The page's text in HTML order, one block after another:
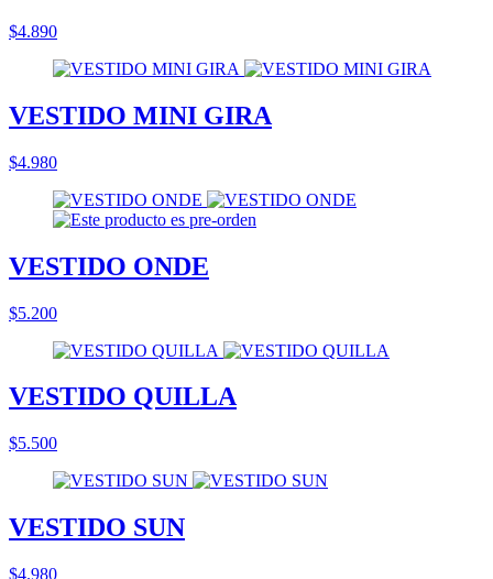
$4.890
VESTIDO MINI GIRA
$4.980
VESTIDO ONDE
$5.200
VESTIDO QUILLA
$5.500
VESTIDO SUN
$4.980